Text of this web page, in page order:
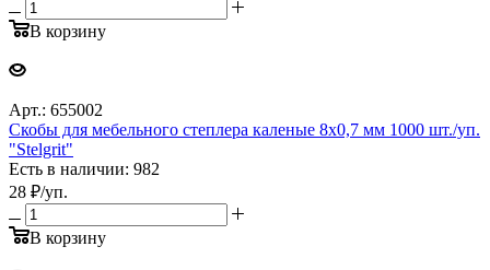
В корзину
Арт.: 655002
Cкобы для мебельного степлера каленые 8x0,7 мм 1000 шт./уп.
"Stelgrit"
Есть в наличии: 982
28 ₽/уп.
В корзину